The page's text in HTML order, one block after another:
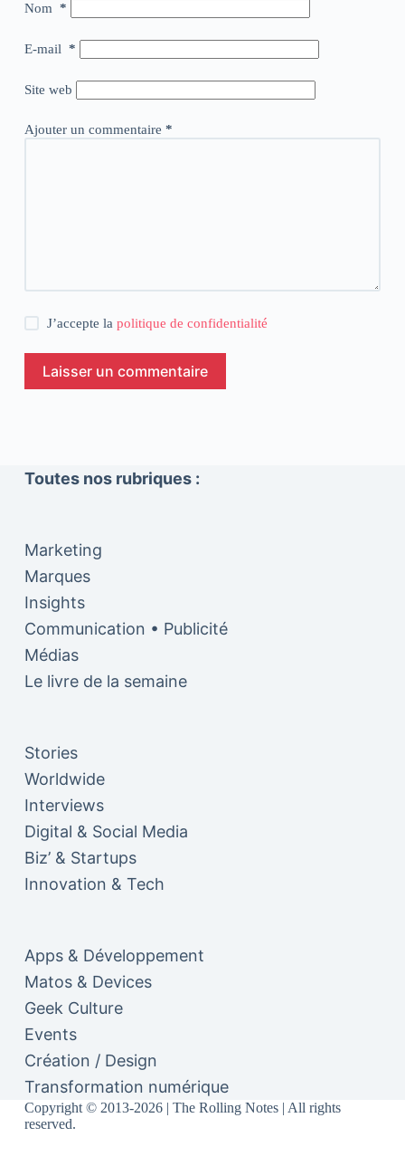
Nom *
E-mail *
Site web
Ajouter un commentaire *
J’accepte lapolitique de confidentialité
Laisser un commentaire
Toutes nos rubriques :
Marketing
Marques
Insights
Communication • Publicité
Médias
Le livre de la semaine
Stories
Worldwide
Interviews
Digital & Social Media
Biz’ & Startups
Innovation & Tech
Apps & Développement
Matos & Devices
Geek Culture
Events
Création / Design
Transformation numérique
Copyright © 2013-2026 | The Rolling Notes | All rights
reserved.